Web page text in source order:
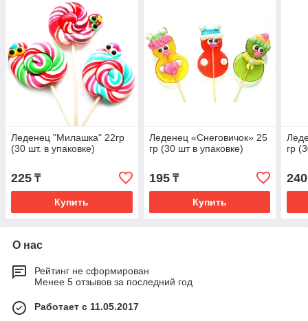
Леденец "Милашка" 22гр
(30 шт. в упаковке)
225 ₸
Купить
Леденец «Снеговичок» 25
гр (30 шт в упаковке)
195₸
Купить
гр
240
О нас
Рейтинг не сформирован
Менее 5 отзывов за последний год
Работает с 11.05.2017